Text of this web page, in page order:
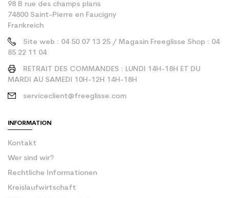
98 B rue des champs plans
74800 Saint-Pierre en Faucigny
Frankreich
Site web : 04 50 07 13 25 / Magasin Freeglisse Shop : 04
85 22 11 04
RETRAIT DES COMMANDES : LUNDI 14H-18H ET DU
MARDI AU SAMEDI 10H-12H 14H-18H
serviceclient@freeglisse.com
INFORMATION
Kontakt
Wer sind wir?
Rechtliche Informationen
Kreislaufwirtschaft